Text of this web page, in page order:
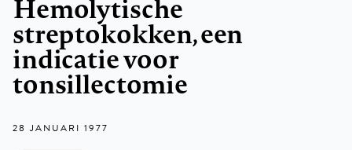
Hemolytische
streptokokken, een
indicatie voor
tonsillectomie
28 JANUARI 1977